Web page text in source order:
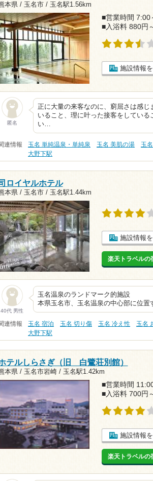
本県 / 玉名市 / 玉名駅1.56km
■営業時間 7:00
■入浴料 880円
施設情報
匿名
正に大量の来客なのに、窮屈さは感
いること、理に叶った接客をしてい
い…
連情報 玉名 単純温泉・単純泉 玉名 美肌の湯 玉
大野下駅
ロイヤルホテル
本県 / 玉名市 / 玉名駅1.44km
施設情報
楽天トラベルの
40代 男性
玉名温泉のラ
本県玉名市、玉名温泉の中心部に位
連情報 玉名 宿泊 玉名 切り傷 玉名 冷え性 玉名
大野下駅
テルしらさぎ（旧 白鷺荘別館）
本県 / 玉名市岩崎 / 玉名駅1.42km
■営業時間
■入浴料 700円
施設情報
楽天トラベルの